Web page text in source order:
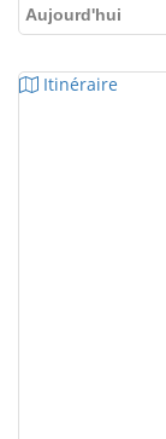
Aujourd'hui
Itinéraire